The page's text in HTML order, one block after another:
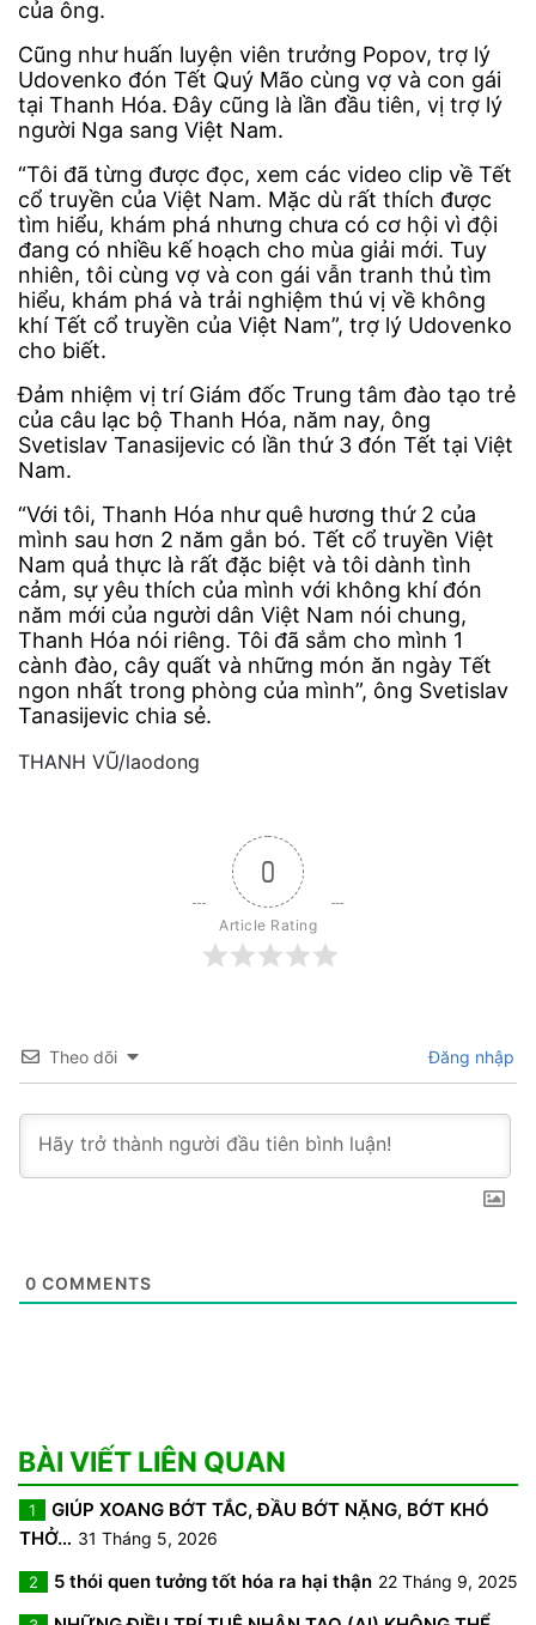
của ông.
Cũng như huấn luyện viên trưởng Popov, trợ lý
Udovenko đón Tết Quý Mão cùng vợ và con gái
tại Thanh Hóa. Đây cũng là lần đầu tiên, vị trợ lý
người Nga sang Việt Nam.
“Tôi đã từng được đọc, xem các video clip về Tết
cổ truyền của Việt Nam. Mặc dù rất thích được
tìm hiểu, khám phá nhưng chưa có cơ hội vì đội
đang có nhiều kế hoạch cho mùa giải mới. Tuy
nhiên, tôi cùng vợ và con gái vẫn tranh thủ tìm
hiểu, khám phá và trải nghiệm thú vị về không
khí Tết cổ truyền của Việt Nam”, trợ lý Udovenko
cho biết.
Đảm nhiệm vị trí Giám đốc Trung tâm đào tạo trẻ
của câu lạc bộ Thanh Hóa, năm nay, ông
Svetislav Tanasijevic có lần thứ 3 đón Tết tại Việt
Nam.
“Với tôi, Thanh Hóa như quê hương thứ 2 của
mình sau hơn 2 năm gắn bó. Tết cổ truyền Việt
Nam quả thực là rất đặc biệt và tôi dành tình
cảm, sự yêu thích của mình với không khí đón
năm mới của người dân Việt Nam nói chung,
Thanh Hóa nói riêng. Tôi đã sắm cho mình 1
cành đào, cây quất và những món ăn ngày Tết
ngon nhất trong phòng của mình”, ông Svetislav
Tanasijevic chia sẻ.
THANH VŨ/laodong
0
Article Rating
Theo dõi Đăng nhập
0 COMMENTS
BÀI VIẾT LIÊN QUAN
1
GIÚP XOANG BỚT TẮC, ĐẦU BỚT NẶNG, BỚT KHÓ
THỞ… 31 Tháng 5, 2026
2 5 thói quen tưởng tốt hóa ra hại thận 22 Tháng 9, 2025